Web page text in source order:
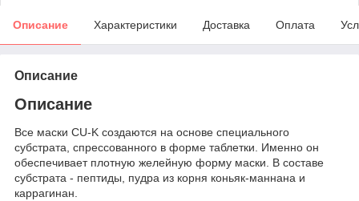
Описание Характеристики Доставка Оплата
Описание
Описание
Все маски CU-K создаются на основе специального
субстрата, спрессованного в форме таблетки. Именно он
обеспечивает плотную желейную форму маски. В составе
субстрата - пептиды, пудра из корня коньяк-маннана и
каррагинан.